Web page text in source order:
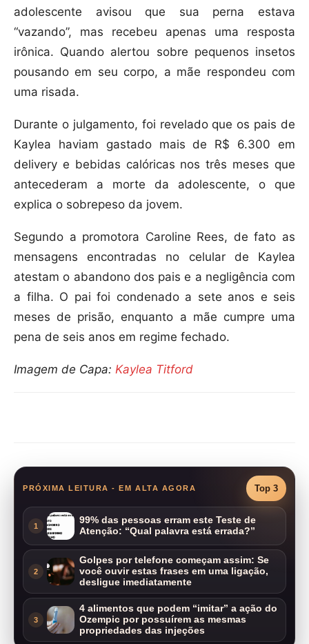
adolescente avisou que sua perna estava
“vazando”, mas recebeu apenas uma resposta
irônica. Quando alertou sobre pequenos insetos
pousando em seu corpo, a mãe respondeu com
uma risada.
Durante o julgamento, foi revelado que os pais de
Kaylea haviam gastado mais de R$ 6.300 em
delivery e bebidas calóricas nos três meses que
antecederam a morte da adolescente, o que
explica o sobrepeso da jovem.
Segundo a promotora Caroline Rees, de fato as
mensagens encontradas no celular de Kaylea
atestam o abandono dos pais e a negligência com
a filha. O pai foi condenado a sete anos e seis
meses de prisão, enquanto a mãe cumpre uma
pena de seis anos em regime fechado.
Imagem de Capa: Kaylea Titford
PRÓXIMA LEITURA - EM ALTA AGORA Top 3
1
99% das pessoas erram este Teste de
Atenção: “Qual palavra está errada?”
2
Golpes por telefone começam assim: Se
você ouvir estas frases em uma ligação,
desligue imediatamente
3
4 alimentos que podem “imitar” a ação do
Ozempic por possuírem as mesmas
propriedades das injeções